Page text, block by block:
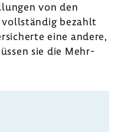
von den
voll­ständig bezahlt
eine andere,
sie die Mehr­